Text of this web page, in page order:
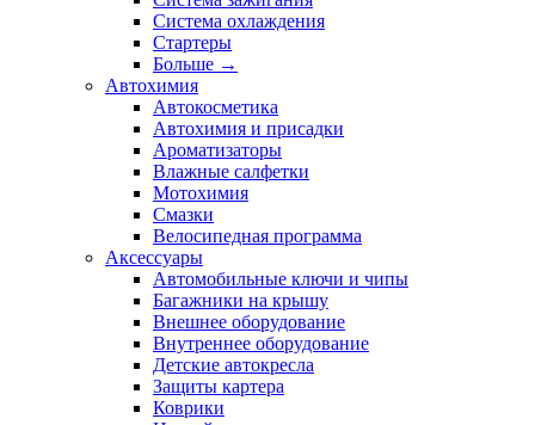
Система охлаждения
Стартеры
Больше →
Автохимия
Автокосметика
Автохимия и присадки
Ароматизаторы
Влажные салфетки
Мотохимия
Смазки
Велосипедная программа
Аксессуары
Автомобильные ключи и чипы
Багажники на крышу
Внешнее оборудование
Внутреннее оборудование
Детские автокресла
Защиты картера
Коврики